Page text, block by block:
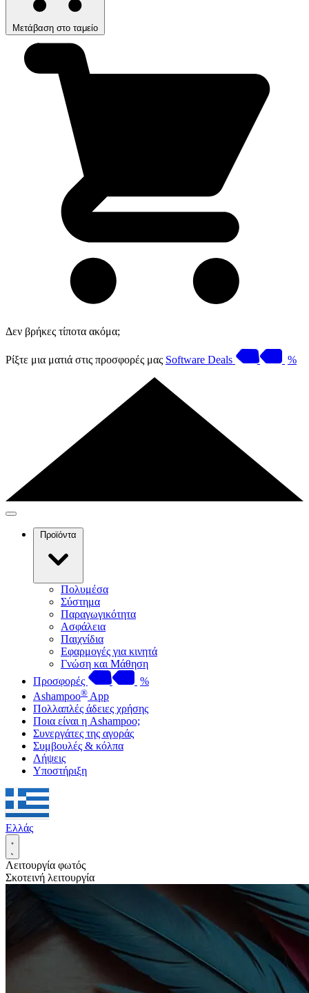
Μετάβαση στο ταμείο
Δεν βρήκες τίποτα ακόμα;
Ρίξτε μια ματιά στις προσφορές μας Software Deals %
Προϊόντα
Πολυμέσα
Σύστημα
Παραγωγικότητα
Ασφάλεια
Παιχνίδια
Εφαρμογές για κινητά
Γνώση και Μάθηση
Προσφορές
%
Ashampoo® App
Πολλαπλές άδειες χρήσης
Ποια είναι η Ashampoo;
Συνεργάτες της αγοράς
Συμβουλές & κόλπα
Λήψεις
Υποστήριξη
Ελλάς
Λειτουργία φωτός
Σκοτεινή λειτουργία